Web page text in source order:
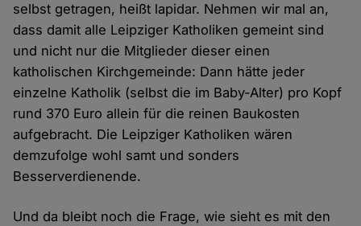
selbst getragen, heißt lapidar. Nehmen wir mal an,
dass damit alle Leipziger Katholiken gemeint sind
und nicht nur die Mitglieder dieser einen
katholischen Kirchgemeinde: Dann hätte jeder
einzelne Katholik (selbst die im Baby-Alter) pro Kopf
rund 370 Euro allein für die reinen Baukosten
aufgebracht. Die Leipziger Katholiken wären
demzufolge wohl samt und sonders
Besserverdienende.
Und da bleibt noch die Frage, wie sieht es mit den